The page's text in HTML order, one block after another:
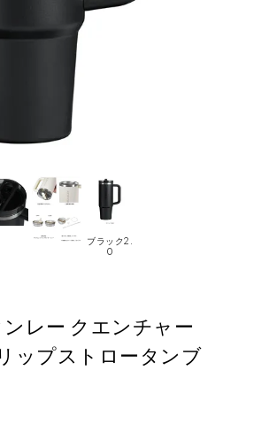
ブラック2.
0
ンレー クエンチャー
ップストロータンブ